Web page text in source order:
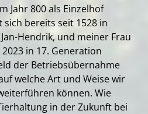
Jahr 800 als Einzelhof
bereits seit 1528 in
Hendrik, und meiner Frau
in 17. Generation
der Betriebsübernahme
welche Art und Weise wir
können. Wie
in der Zukunft bei